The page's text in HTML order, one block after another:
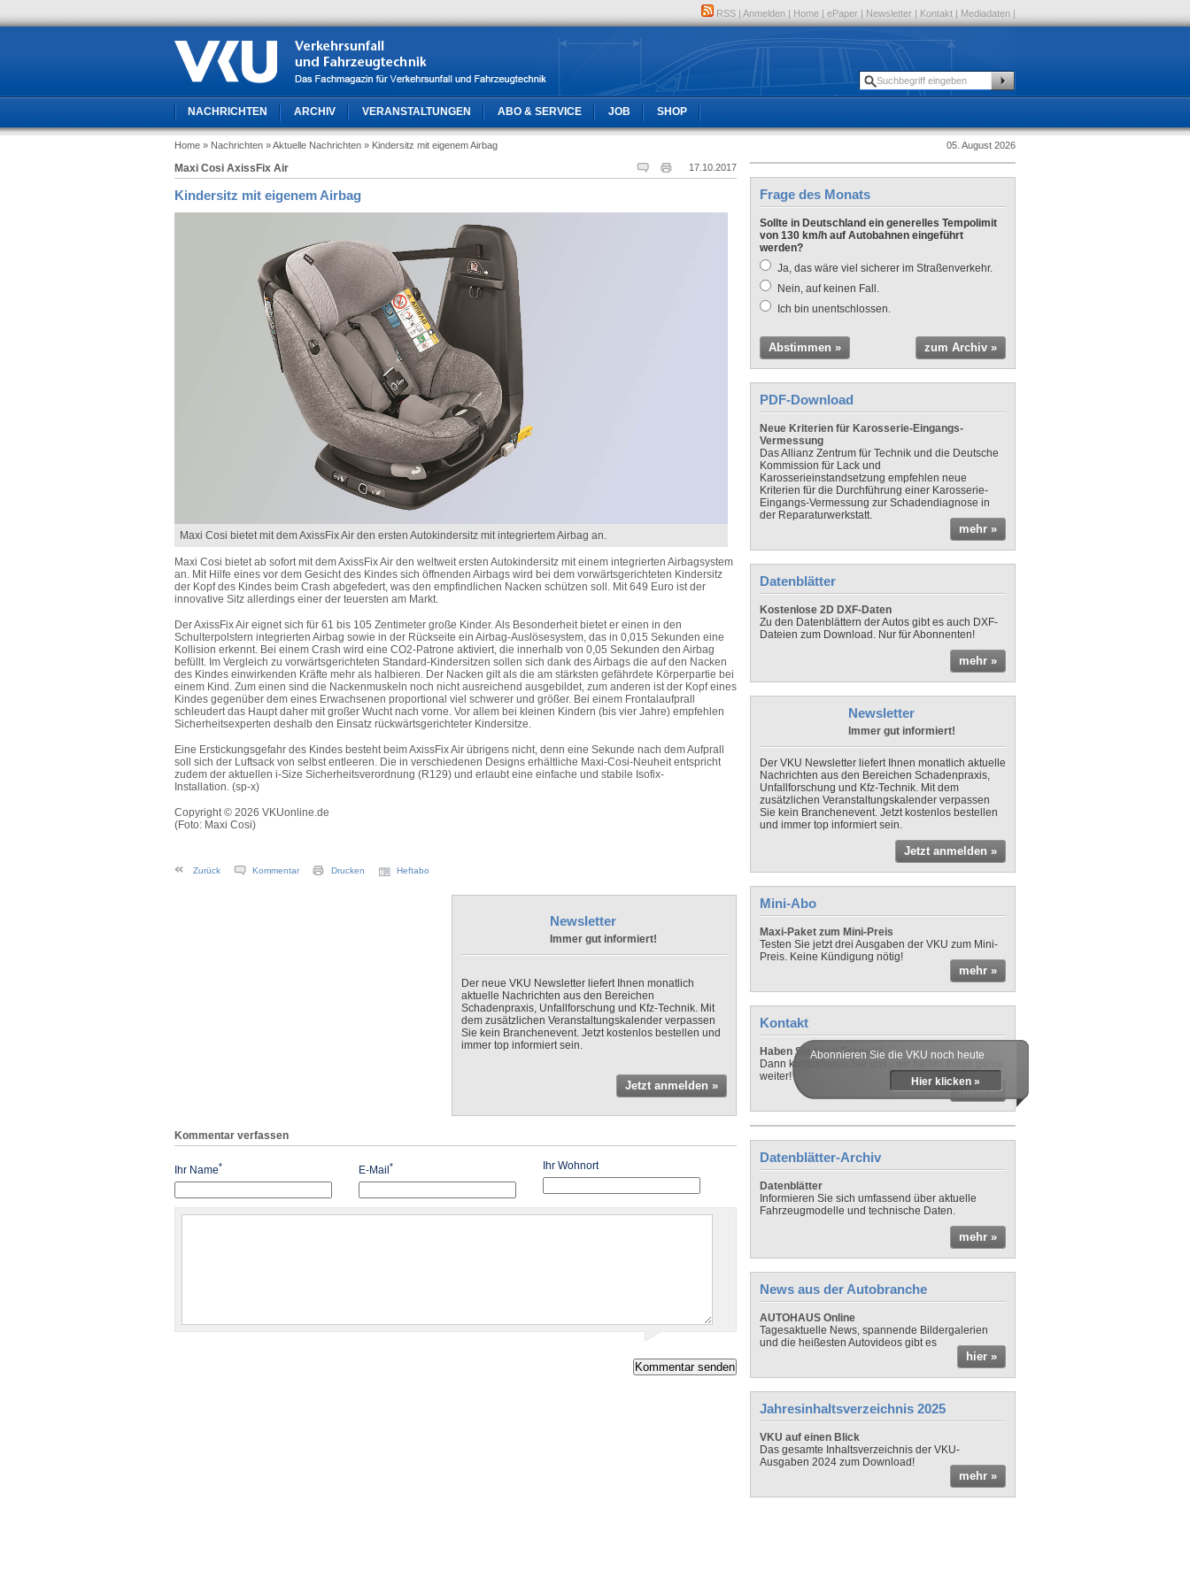
RSS | Anmelden | Home | ePaper | Newsletter | Kontakt | Mediadaten |
NACHRICHTEN ARCHIV VERANSTALTUNGEN ABO & SERVICE JOB SHOP
Home » Nachrichten » Aktuelle Nachrichten » Kindersitz mit eigenem Airbag 05. August 2026
17.10.2017
Maxi Cosi AxissFix Air
Kindersitz mit eigenem Airbag
Maxi Cosi bietet mit dem AxissFix Air den ersten Autokindersitz mit integriertem Airbag an.
Maxi Cosi bietet ab sofort mit dem AxissFix Air den weltweit ersten Autokindersitz mit einem integrierten Airbagsystem
an. Mit Hilfe eines vor dem Gesicht des Kindes sich öffnenden Airbags wird bei dem vorwärtsgerichteten Kindersitz
der Kopf des Kindes beim Crash abgefedert, was den empfindlichen Nacken schützen soll. Mit 649 Euro ist der
innovative Sitz allerdings einer der teuersten am Markt.
Der AxissFix Air eignet sich für 61 bis 105 Zentimeter große Kinder. Als Besonderheit bietet er einen in den
Schulterpolstern integrierten Airbag sowie in der Rückseite ein Airbag-Auslösesystem, das in 0,015 Sekunden eine
Kollision erkennt. Bei einem Crash wird eine CO2-Patrone aktiviert, die innerhalb von 0,05 Sekunden den Airbag
befüllt. Im Vergleich zu vorwärtsgerichteten Standard-Kindersitzen sollen sich dank des Airbags die auf den Nacken
des Kindes einwirkenden Kräfte mehr als halbieren. Der Nacken gilt als die am stärksten gefährdete Körperpartie bei
einem Kind. Zum einen sind die Nackenmuskeln noch nicht ausreichend ausgebildet, zum anderen ist der Kopf eines
Kindes gegenüber dem eines Erwachsenen proportional viel schwerer und größer. Bei einem Frontalaufprall
schleudert das Haupt daher mit großer Wucht nach vorne. Vor allem bei kleinen Kindern (bis vier Jahre) empfehlen
Sicherheitsexperten deshalb den Einsatz rückwärtsgerichteter Kindersitze.
Eine Erstickungsgefahr des Kindes besteht beim AxissFix Air übrigens nicht, denn eine Sekunde nach dem Aufprall
soll sich der Luftsack von selbst entleeren. Die in verschiedenen Designs erhältliche Maxi-Cosi-Neuheit entspricht
zudem der aktuellen i-Size Sicherheitsverordnung (R129) und erlaubt eine einfache und stabile Isofix-
Installation. (sp-x)
Copyright © 2026 VKUonline.de
(Foto: Maxi Cosi)
Zurück Kommentar Drucken Heftabo
Newsletter
Immer gut informiert!
Der neue VKU Newsletter liefert Ihnen monatlich
aktuelle Nachrichten aus den Bereichen
Schadenpraxis, Unfallforschung und Kfz-Technik. Mit
dem zusätzlichen Veranstaltungskalender verpassen
Sie kein Branchenevent. Jetzt kostenlos bestellen und
immer top informiert sein.
Jetzt anmelden »
Kommentar verfassen
Ihr Name* E-Mail* Ihr Wohnort
Frage des Monats
Sollte in Deutschland ein generelles Tempolimit
von 130 km/h auf Autobahnen eingeführt
werden?
Ja, das wäre viel sicherer im Straßenverkehr.
Nein, auf keinen Fall.
Ich bin unentschlossen.
Abstimmen » zum Archiv »
PDF-Download
Neue Kriterien für Karosserie-Eingangs-
Vermessung
Das Allianz Zentrum für Technik und die Deutsche
Kommission für Lack und
Karosserieinstandsetzung empfehlen neue
Kriterien für die Durchführung einer Karosserie-
Eingangs-Vermessung zur Schadendiagnose in
der Reparaturwerkstatt.
mehr »
Datenblätter
Kostenlose 2D DXF-Daten
Zu den Datenblättern der Autos gibt es auch DXF-
Dateien zum Download. Nur für Abonnenten!
mehr »
Newsletter
Immer gut informiert!
Der VKU Newsletter liefert Ihnen monatlich aktuelle
Nachrichten aus den Bereichen Schadenpraxis,
Unfallforschung und Kfz-Technik. Mit dem
zusätzlichen Veranstaltungskalender verpassen
Sie kein Branchenevent. Jetzt kostenlos bestellen
und immer top informiert sein.
Jetzt anmelden »
Mini-Abo
Maxi-Paket zum Mini-Preis
Testen Sie jetzt drei Ausgaben der VKU zum Mini-
Preis. Keine Kündigung nötig!
mehr »
Kontakt
Haben Sie noch Fragen?
Dann kontaktieren Sie uns - wir helfen Ihnen gerne
weiter!
mehr »
Abonnieren Sie die VKU noch heute
Hier klicken »
Datenblätter-Archiv
Datenblätter
Informieren Sie sich umfassend über aktuelle
Fahrzeugmodelle und technische Daten.
mehr »
News aus der Autobranche
AUTOHAUS Online
Tagesaktuelle News, spannende Bildergalerien
und die heißesten Autovideos gibt es
hier »
Jahresinhaltsverzeichnis 2025
VKU auf einen Blick
Das gesamte Inhaltsverzeichnis der VKU-
Ausgaben 2024 zum Download!
mehr »